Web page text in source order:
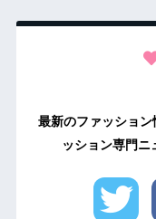
最新のファッショ
ッション専門ニ